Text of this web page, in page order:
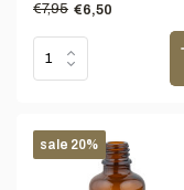
€7,95 €6,50
sale 20%